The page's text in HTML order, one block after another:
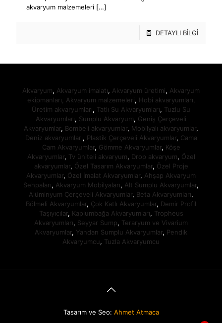
akvaryum malzemeleri […]
DETAYLI BİLGİ
Akvaryum, Akvaryum imalatı, Akvaryum üretimi, Akvaryum
ekipmanları,
Akvaryum malzemeleri, Hobi akvaryumları,
Üretim akvaryumları, Tatlı Su Akvaryumları, Tuzlu Su
Akvaryumları, Sumplu Akvaryum, Geniş Çerçeveli
Akvaryumlar, Bombeli akvaryumlar, Mobilyalı akvaryumlar,
Deniz akvaryumları, Plastik Çerçeveli Akvaryumlar, Cama
Cam Akvaryumlar, Gömme Akvaryumlar, Köşe
Akvaryumlar, Tv üniteli akvaryum, Drop akvaryum, Özel
akvaryumlar, Özel Tasarım Akvaryumlar, Özel Proje
Akvaryumlar, Özel İmalat Akvaryumlar, Ahşap Akvaryum
Sehpaları, Akvaryum Mobilyaları, Alt Sumplu Akvaryumlar,
Alüminyum Çerçeveli Akvaryumlar, Beta Akvaryumları,
Bölmeli Akvaryumlar, Çok Katlı Akvaryumlar, Demir Profil
Taşıyıcılar, Kaplumbağa Akvaryumları, Tropheus
Akvaryumları, Seyyar Sump, Teraryum ve Vivarium
Akvaryumlar, Yandan Sumplu Akvaryumlar, Pendik
Akvaryumcu, Tuzla Akvaryumcu
Tasarım ve Seo: Ahmet Atmaca